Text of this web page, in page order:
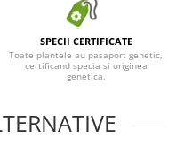
SPECII CERTIFICATE
Toate plantele au pasaport genetic,
certificand specia si originea
genetica.